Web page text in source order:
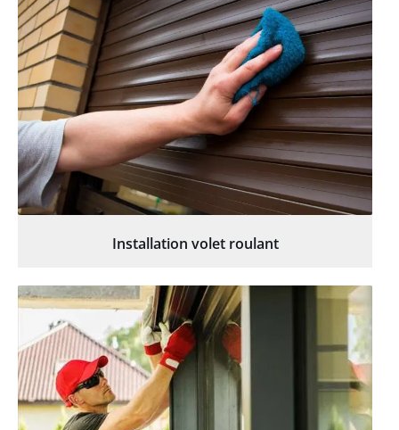
Installation volet roulant